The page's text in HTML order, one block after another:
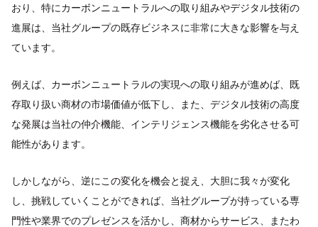
おり、特にカーボンニュートラルへの取り組みやデジタル技術の
進展は、当社グループの既存ビジネスに非常に大きな影響を与え
ています。
例えば、カーボンニュートラルの実現への取り組みが進めば、既
存取り扱い商材の市場価値が低下し、また、デジタル技術の高度
な発展は当社の仲介機能、インテリジェンス機能を劣化させる可
能性があります。
しかしながら、逆にこの変化を機会と捉え、大胆に我々が変化
し、挑戦していくことができれば、当社グループが持っている専
門性や業界でのプレゼンスを活かし、商材からサービス、またわ